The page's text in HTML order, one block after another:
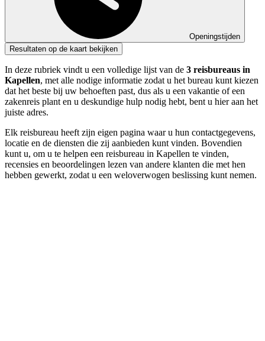
Openingstijden
Resultaten op de kaart bekijken
In deze rubriek vindt u een volledige lijst van de 3 reisbureaus in
Kapellen, met alle nodige informatie zodat u het bureau kunt kiezen
dat het beste bij uw behoeften past, dus als u een vakantie of een
zakenreis plant en u deskundige hulp nodig hebt, bent u hier aan het
juiste adres.
Elk reisbureau heeft zijn eigen pagina waar u hun contactgegevens,
locatie en de diensten die zij aanbieden kunt vinden. Bovendien
kunt u, om u te helpen een reisbureau in Kapellen te vinden,
recensies en beoordelingen lezen van andere klanten die met hen
hebben gewerkt, zodat u een weloverwogen beslissing kunt nemen.